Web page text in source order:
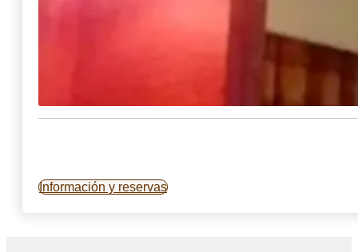
Información y reservas